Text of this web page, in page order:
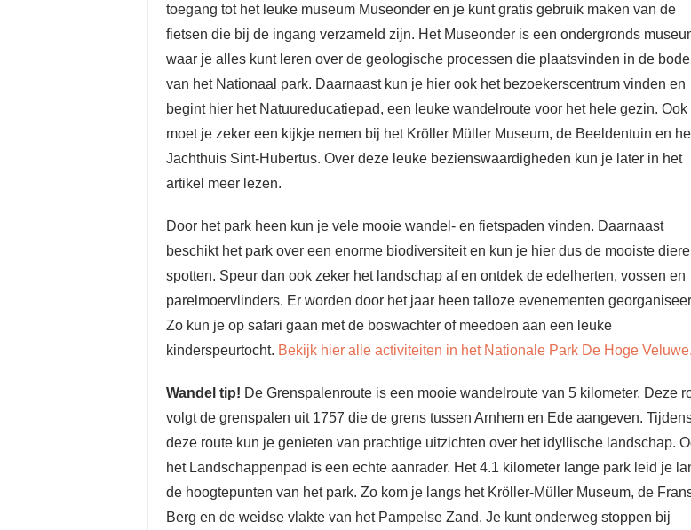
toegang tot het leuke museum Museonder en je kunt gratis gebruik maken van de
fietsen die bij de ingang verzameld zijn. Het Museonder is een ondergronds
waar je alles kunt leren over de geologische processen die plaatsvinden in de
van het Nationaal park. Daarnaast kun je hier ook het bezoekerscentrum vinden en
begint hier het Natuureducatiepad, een leuke wandelroute voor het hele gezin. Ook
moet je zeker een kijkje nemen bij het Kröller Müller Museum, de Beeldentuin en
Jachthuis Sint-Hubertus. Over deze leuke bezienswaardigheden kun je later in het
artikel meer lezen.
Door het park heen kun je vele mooie wandel- en fietspaden vinden. Daarnaast
beschikt het park over een enorme biodiversiteit en kun je hier dus de mooiste
spotten. Speur dan ook zeker het landschap af en ontdek de edelherten, vossen en
parelmoervlinders. Er worden door het jaar heen talloze evenementen
Zo kun je op safari gaan met de boswachter of meedoen aan een leuke
kinderspeurtocht. Bekijk hier alle activiteiten in het Nationale Park De Hoge Veluwe.
Wandel tip! De Grenspalenroute is een mooie wandelroute van 5 kilometer. Deze
volgt de grenspalen uit 1757 die de grens tussen Arnhem en Ede aangeven.
deze route kun je genieten van prachtige uitzichten over het idyllische landschap.
het Landschappenpad is een echte aanrader. Het 4.1 kilometer lange park leid je
de hoogtepunten van het park. Zo kom je langs het Kröller-Müller Museum, de
Berg en de weidse vlakte van het Pampelse Zand. Je kunt onderweg stoppen bij